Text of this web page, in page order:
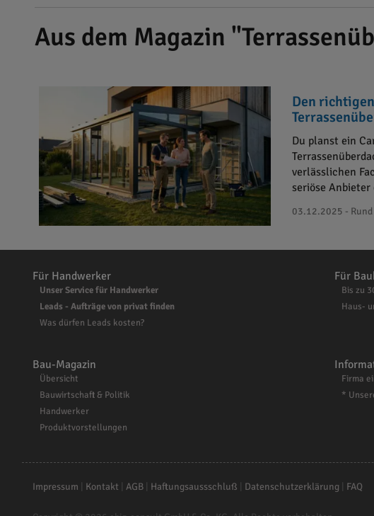
Aus dem Magazin
Den
Du planst ein
verlässlichen
seriöse
03.12.2025 - Rund
Für Handwerker
Unser Service für Handwerker
Leads - Aufträge von privat finden
Was dürfen Leads kosten?
Für
Bis zu
Haus-
Bau-Magazin
Übersicht
Bauwirtschaft & Politik
Handwerker
Produktvorstellungen
Firma
*
Impressum Kontakt| AGB| Haftungsaussschluß Datenschutzerklärung| FAQ